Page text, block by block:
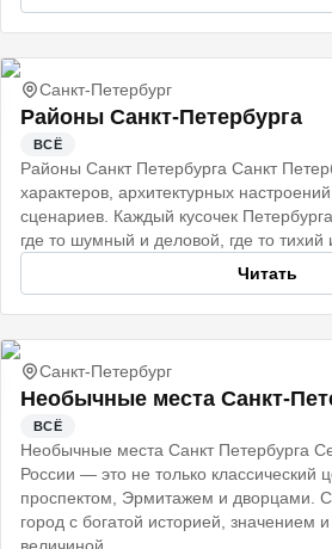
Санкт-Петербург
Районы Санкт-Петербурга
ВСЁ
Районы Санкт Петербурга Санкт
характеров, архитектурных
сценариев. Каждый кусочек
где то шумный и деловой, где то тихий
Читать
Санкт-Петербург
Необычные места Санкт-
ВСЁ
Необычные места Санкт Петербурга
России — это не только классический
проспектом, Эрмитажем и дворцами.
город с богатой историей, значением и